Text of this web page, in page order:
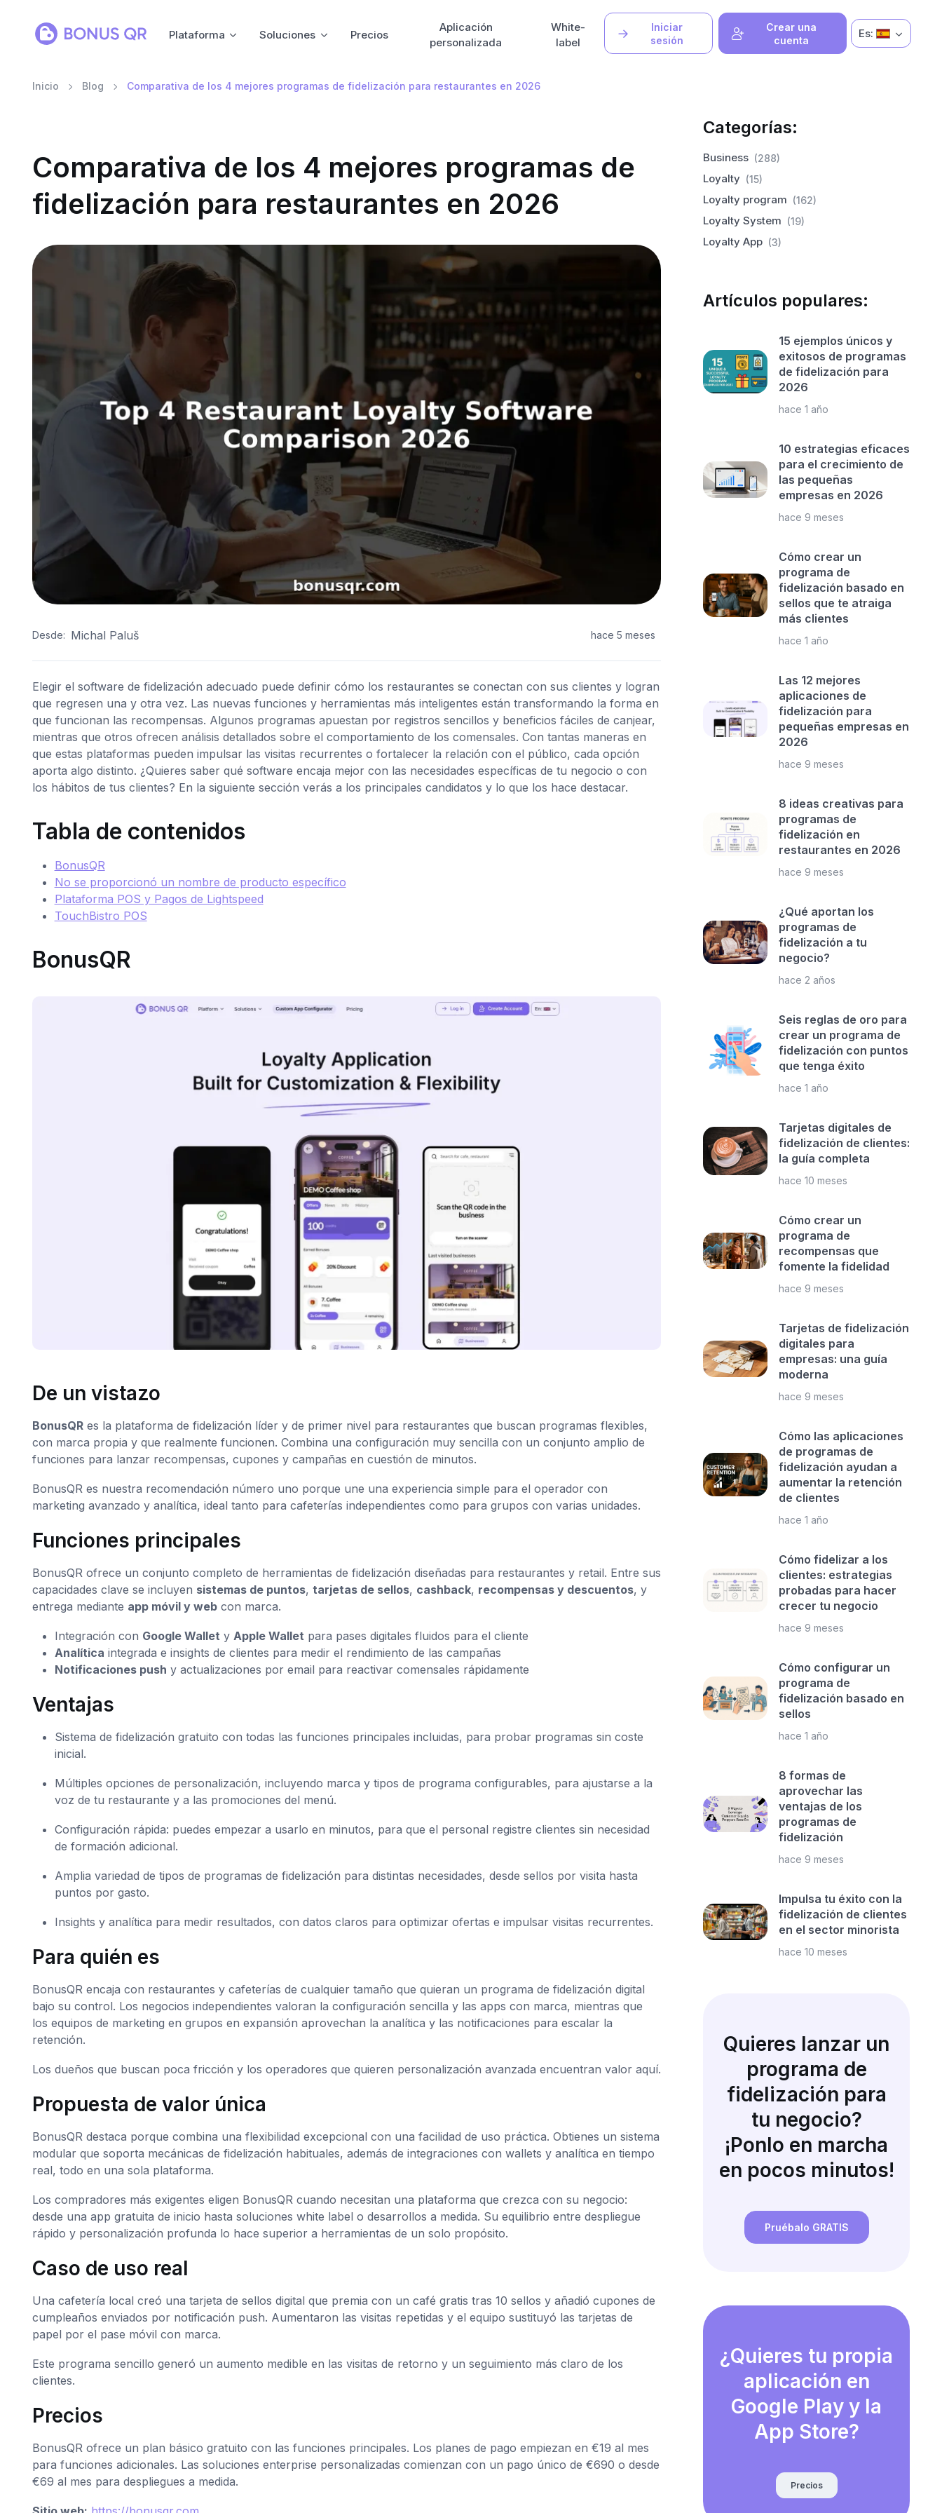
Iniciar
sesión
Crear una
cuenta
Plataforma Soluciones Precios
Aplicación
personalizada
White-
label
Es:
Inicio Blog Comparativa de los 4 mejores programas de fidelización para restaurantes en 2026
Comparativa de los 4 mejores programas de
fidelización para restaurantes en 2026
Desde: Michal Paluš hace 5 meses
Elegir el software de fidelización adecuado puede definir cómo los restaurantes se conectan con sus clientes y logran
que regresen una y otra vez. Las nuevas funciones y herramientas más inteligentes están transformando la forma en
que funcionan las recompensas. Algunos programas apuestan por registros sencillos y beneficios fáciles de canjear,
mientras que otros ofrecen análisis detallados sobre el comportamiento de los comensales. Con tantas maneras en
que estas plataformas pueden impulsar las visitas recurrentes o fortalecer la relación con el público, cada opción
aporta algo distinto. ¿Quieres saber qué software encaja mejor con las necesidades específicas de tu negocio o con
los hábitos de tus clientes? En la siguiente sección verás a los principales candidatos y lo que los hace destacar.
Tabla de contenidos
BonusQR
No se proporcionó un nombre de producto específico
Plataforma POS y Pagos de Lightspeed
TouchBistro POS
BonusQR
De un vistazo
BonusQRes la plataforma de fidelización líder y de primer nivel para restaurantes que buscan programas flexibles,
con marca propia y que realmente funcionen. Combina una configuración muy sencilla con un conjunto amplio de
funciones para lanzar recompensas, cupones y campañas en cuestión de minutos.
BonusQR es nuestra recomendación número uno porque une una experiencia simple para el operador con
marketing avanzado y analítica, ideal tanto para cafeterías independientes como para grupos con varias unidades.
Funciones principales
BonusQR ofrece un conjunto completo de herramientas de fidelización diseñadas para restaurantes y retail. Entre sus
capacidades clave se incluyen sistemas de puntos, tarjetas de sellos, cashback, recompensas y descuentos, y
entrega mediante app móvil y webcon marca.
Integración con Google Wallet y Apple Wallet para pases digitales fluidos para el cliente
Analítica integrada e insights de clientes para medir el rendimiento de las campañas
Notificaciones push y actualizaciones por email para reactivar comensales rápidamente
Ventajas
Sistema de fidelización gratuito con todas las funciones principales incluidas, para probar programas sin coste
inicial.
Múltiples opciones de personalización, incluyendo marca y tipos de programa configurables, para ajustarse a la
voz de tu restaurante y a las promociones del menú.
Configuración rápida: puedes empezar a usarlo en minutos, para que el personal registre clientes sin necesidad
de formación adicional.
Amplia variedad de tipos de programas de fidelización para distintas necesidades, desde sellos por visita hasta
puntos por gasto.
Insights y analítica para medir resultados, con datos claros para optimizar ofertas e impulsar visitas recurrentes.
Para quién es
BonusQR encaja con restaurantes y cafeterías de cualquier tamaño que quieran un programa de fidelización digital
bajo su control. Los negocios independientes valoran la configuración sencilla y las apps con marca, mientras que
los equipos de marketing en grupos en expansión aprovechan la analítica y las notificaciones para escalar la
retención.
Los dueños que buscan poca fricción y los operadores que quieren personalización avanzada encuentran valor aquí.
Propuesta de valor única
BonusQR destaca porque combina una flexibilidad excepcional con una facilidad de uso práctica. Obtienes un sistema
modular que soporta mecánicas de fidelización habituales, además de integraciones con wallets y analítica en tiempo
real, todo en una sola plataforma.
Los compradores más exigentes eligen BonusQR cuando necesitan una plataforma que crezca con su negocio:
desde una app gratuita de inicio hasta soluciones white label o desarrollos a medida. Su equilibrio entre despliegue
rápido y personalización profunda lo hace superior a herramientas de un solo propósito.
Caso de uso real
Una cafetería local creó una tarjeta de sellos digital que premia con un café gratis tras 10 sellos y añadió cupones de
cumpleaños enviados por notificación push. Aumentaron las visitas repetidas y el equipo sustituyó las tarjetas de
papel por el pase móvil con marca.
Este programa sencillo generó un aumento medible en las visitas de retorno y un seguimiento más claro de los
clientes.
Precios
BonusQR ofrece un plan básico gratuito con las funciones principales. Los planes de pago empiezan en €19 al mes
para funciones adicionales. Las soluciones enterprise personalizadas comienzan con un pago único de €690 o desde
€69 al mes para despliegues a medida.
Categorías:
Business (288)
Loyalty (15)
Loyalty program (162)
Loyalty System (19)
Loyalty App (3)
Artículos populares:
15 ejemplos únicos y
exitosos de programas
de fidelización para
2026
hace 1 año
10 estrategias eficaces
para el crecimiento de
las pequeñas
empresas en 2026
hace 9 meses
Cómo crear un
programa de
fidelización basado en
sellos que te atraiga
más clientes
hace 1 año
Las 12 mejores
aplicaciones de
fidelización para
pequeñas empresas en
2026
hace 9 meses
8 ideas creativas para
programas de
fidelización en
restaurantes en 2026
hace 9 meses
¿Qué aportan los
programas de
fidelización a tu
negocio?
hace 2 años
Seis reglas de oro para
crear un programa de
fidelización con puntos
que tenga éxito
hace 1 año
Tarjetas digitales de
fidelización de clientes:
la guía completa
hace 10 meses
Cómo crear un
programa de
recompensas que
fomente la fidelidad
hace 9 meses
Tarjetas de fidelización
digitales para
empresas: una guía
moderna
hace 9 meses
Cómo las aplicaciones
de programas de
fidelización ayudan a
aumentar la retención
de clientes
hace 1 año
Cómo fidelizar a los
clientes: estrategias
probadas para hacer
crecer tu negocio
hace 9 meses
Cómo configurar un
programa de
fidelización basado en
sellos
hace 1 año
8 formas de
aprovechar las
ventajas de los
programas de
fidelización
hace 9 meses
Impulsa tu éxito con la
fidelización de clientes
en el sector minorista
hace 10 meses
Quieres lanzar un
programa de
fidelización para
tu negocio?
¡Ponlo en marcha
en pocos minutos!
Pruébalo GRATIS
¿Quieres tu propia
aplicación en
Google Play y la
App Store?
Precios